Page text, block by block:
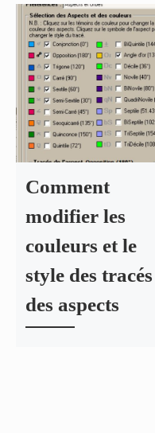
Comment
modifier les
couleurs et le
style des tracés
des aspects